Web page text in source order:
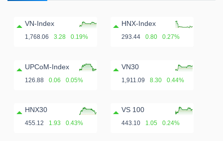
VN-Index
1,768.06 3.28 0.19%
HNX-Index
293.44 0.80 0.27%
UPCoM-Index
126.88 0.06 0.05%
VN30
1,911.09 8.30 0.44%
HNX30
455.12 1.93 0.43%
VS 100
443.10 1.05 0.24%